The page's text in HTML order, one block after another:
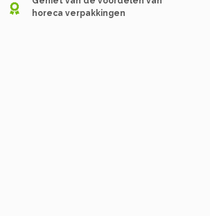
horeca verpakkingen